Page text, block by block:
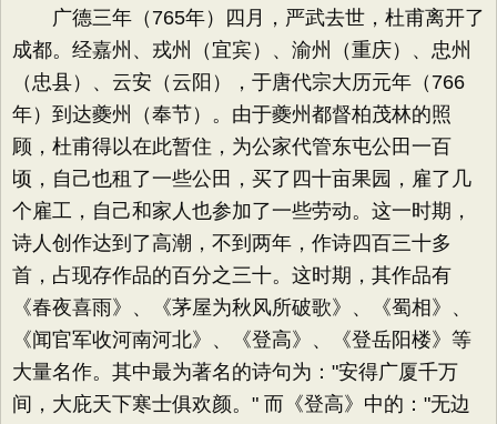
广德三年（765年）四月，严武去世，杜甫离开了
成都。经嘉州、戎州（宜宾）、渝州（重庆）、忠州
（忠县）、云安（云阳），于唐代宗大历元年（766
年）到达夔州（奉节）。由于夔州都督柏茂林的照
顾，杜甫得以在此暂住，为公家代管东屯公田一百
顷，自己也租了一些公田，买了四十亩果园，雇了几
个雇工，自己和家人也参加了一些劳动。这一时期，
诗人创作达到了高潮，不到两年，作诗四百三十多
首，占现存作品的百分之三十。这时期，其作品有
《春夜喜雨》、《茅屋为秋风所破歌》、《蜀相》、
《闻官军收河南河北》、《登高》、《登岳阳楼》等
大量名作。其中最为著名的诗句为："安得广厦千万
间，大庇天下寒士俱欢颜。" 而《登高》中的："无边